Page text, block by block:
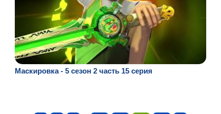
Маскировка - 5 сезон 2 часть 15 серия